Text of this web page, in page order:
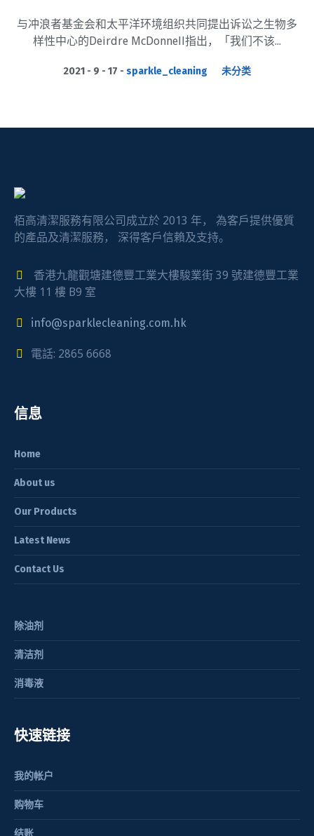
与冲浪者基金会和太平洋环境组织共同提出诉讼之生物多
样性中心的Deirdre McDonnell指出，「我们不该...
2021 - 9 - 17 sparkle_cleaning 未分类
栢高清潔服務有限公司成立於 2013 年， 為客戶提供優質
的產品及清潔服務， 深得客戶信賴及支持。
香港九龍觀塘建德豐工業大樓駿業街 39 號建德豐工業
大樓 11 樓 B9 室
info@sparklecleaning.com.hk
電話: 2865 6668
信息
Home
About us
Our Products
Latest News
Contact Us
除油剂
清洁剂
消毒液
快速链接
我的帐户
购物车
结账